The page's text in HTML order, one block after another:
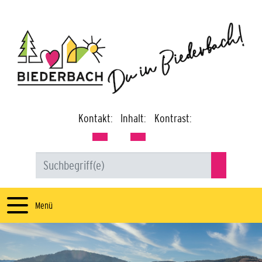
Kontakt: Inhalt: Kontrast:
Menü